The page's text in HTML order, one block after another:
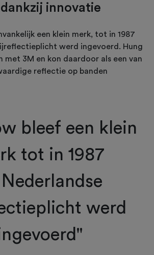
innovatie
een klein merk, tot in 1987
werd ingevoerd. Hung
met 3M en kon daardoor als een van
reflectie op banden
bleef een klein
tot in 1987
werd